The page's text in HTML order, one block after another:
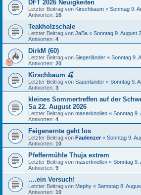
DFT 2026 Neuigkeiten
Letzter Beitrag von Kirschbaum « Sonntag 9.
Antworten: 16
Teakholzschale
Letzter Beitrag von JaBa « Sonntag 9. August
Antworten: 4
DirkM (60)
Letzter Beitrag von Siegerländer « Sonntag 9.
Antworten: 20
Kirschbaum 🍒
Letzter Beitrag von Sauerländer « Sonntag 9.
Antworten: 3
kleines Sommertreffen auf der
Sa 22. August 2026
Letzter Beitrag von maserknollen « Sonntag 9.
Antworten: 4
Feigenernte geht los
Letzter Beitrag von Faulenzer « Sonntag 9.
Antworten: 10
Pfeffermühle Thuja extrem
Letzter Beitrag von maserknollen « Sonntag 9.
Antworten: 9
….ein Versuch!
Letzter Beitrag von Mephy « Samstag 8.
Antworten: 10